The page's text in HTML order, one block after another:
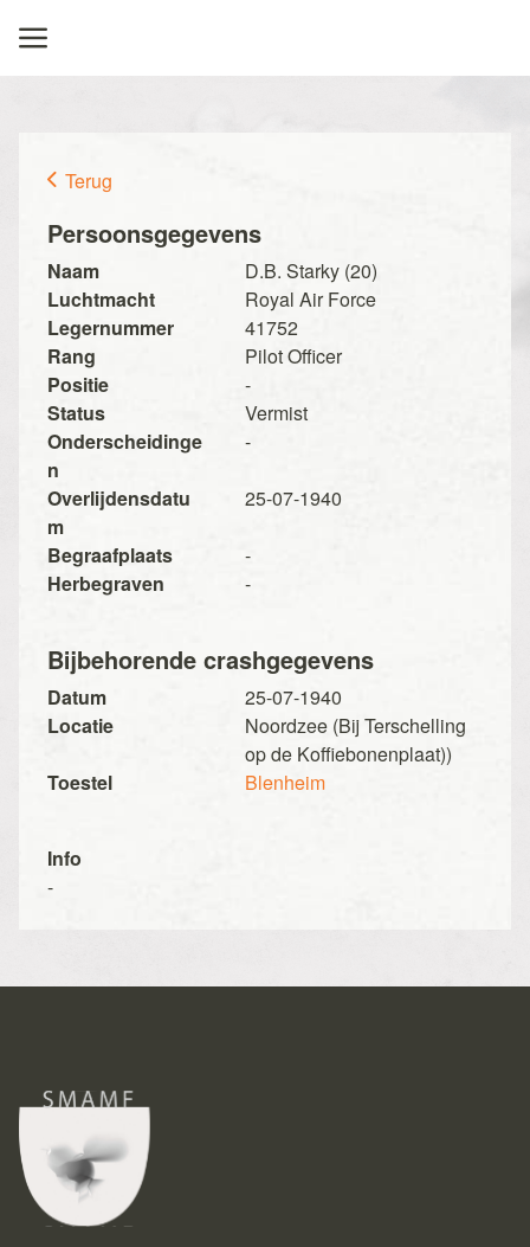
Terug
Persoonsgegevens
Naam
D.B. Starky (20)
Luchtmacht
Royal Air Force
Legernummer
41752
Rang
Pilot Officer
Positie
-
Status
Vermist
Onderscheidinge
n
-
Overlijdensdatu
m
25-07-1940
Begraafplaats
-
Herbegraven
-
Bijbehorende crashgegevens
Datum
25-07-1940
Locatie
Noordzee (Bij Terschelling
op de Koffiebonenplaat))
Toestel
Blenheim
Info
-